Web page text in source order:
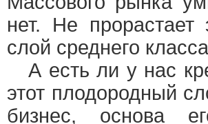
нет. Не
слой среднего
А есть ли у нас
этот плодородный
бизнес, основа